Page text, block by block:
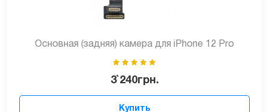
Основная (задняя) камера для iPhone 12 Pro
3`240грн.
Купить